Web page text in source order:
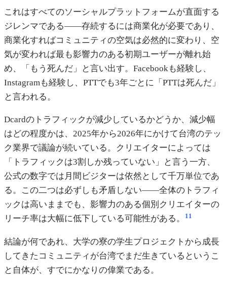
これはすべてのソーシャルプラットフォームが直面する
ジレンマである——存続するには商業化が必要であり、
商業化すればコミュニティの空気は必然的に変わり、空
気が変われば最も影響力のある初期ユーザーが離れ始
め、「もう死んだ」と言い出す。Facebookも経験し、
Instagramも経験し、PTTでも3年ごとに「PTTは死んだ」
と言われる。
Dcardのトラフィックが減少しているかどうか、減少幅
はどの程度かは、2025年から2026年にかけて台湾のテッ
ク業界で議論が続いている。クリエイターによっては
「トラフィックは3割しか残っていない」と言う一方、
公式の数字では月間ビジターは依然として千万単位であ
る。この二つは必ずしも矛盾しない——全体のトラフィ
ックは高いままでも、影響力のある個別クリエイターの
リーチ率は大幅に低下している可能性がある。
11
結論が何であれ、大学の寮の学生プロジェクトから成長
してきたコミュニティが台湾でまだ生きているというこ
と自体が、すでにかなりの偉業である。